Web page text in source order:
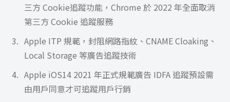
三方 Cookie追蹤功能，Chrome 於 2022 年全面取消
第三方 Cookie 追蹤服務
Apple ITP 規範，封阻網路指紋、CNAME Cloaking、
Local Storage 等廣告追蹤技術
Apple iOS14 2021 年正式規範廣告 IDFA 追蹤預設需
由用戶同意才可追蹤用戶行銷